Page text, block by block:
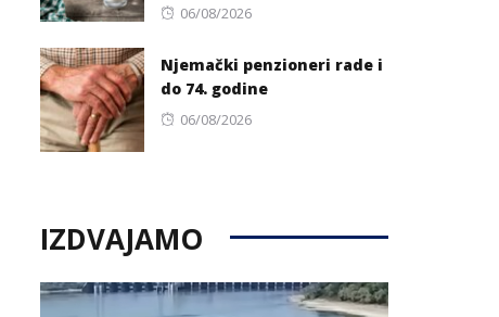
Posted
06/08/2026
Njemački penzioneri rade i
do 74. godine
Posted
06/08/2026
IZDVAJAMO